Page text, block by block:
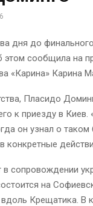
дня до
сообщила на
«Карина» Карина
Пласидо
к приезду в
он узнал о
конкретные
в сопровождении
на
Крещатика. В